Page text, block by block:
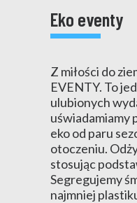
Eko eventy
Z miłości do
EVENTY. To
ulubionych
uświadamiamy
eko od paru
otoczeniu.
stosując
Segregujemy
najmniej